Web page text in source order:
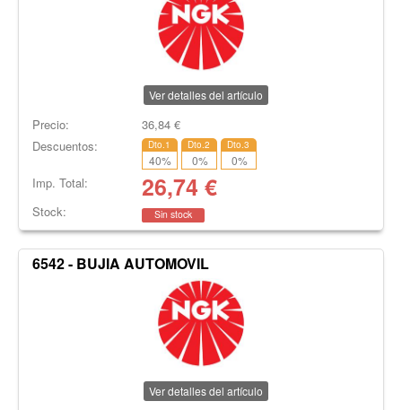
Ver detalles del artículo
Precio: 36,84€
Descuentos:
Dto.1
40%
Dto.2
0%
Dto.3
0%
Imp. Total: 26,74 €
Stock: Sin stock
6542 - BUJIA AUTOMOVIL
Ver detalles del artículo